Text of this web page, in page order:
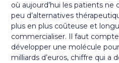
où aujourd’hui les patients ne
peu d’alternatives
plus en plus coûteuse et
commercialiser. Il faut
développer une molécule
milliards d’euros, chiffre qui a